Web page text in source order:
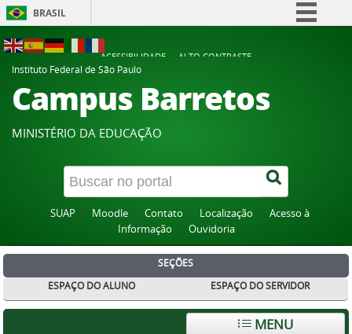
BRASIL
Participe
Acesso à informação
Canais
ACESSIBILIDADE
ALTO CONTRASTE
Instituto Federal de São Paulo
Campus Barretos
MINISTÉRIO DA EDUCAÇÃO
SUAP Moodle Contato Localização
Acesso à
Informação
Ouvidoria
SEÇÕES
ESPAÇO DO ALUNO
ESPAÇO DO SERVIDOR
MENU